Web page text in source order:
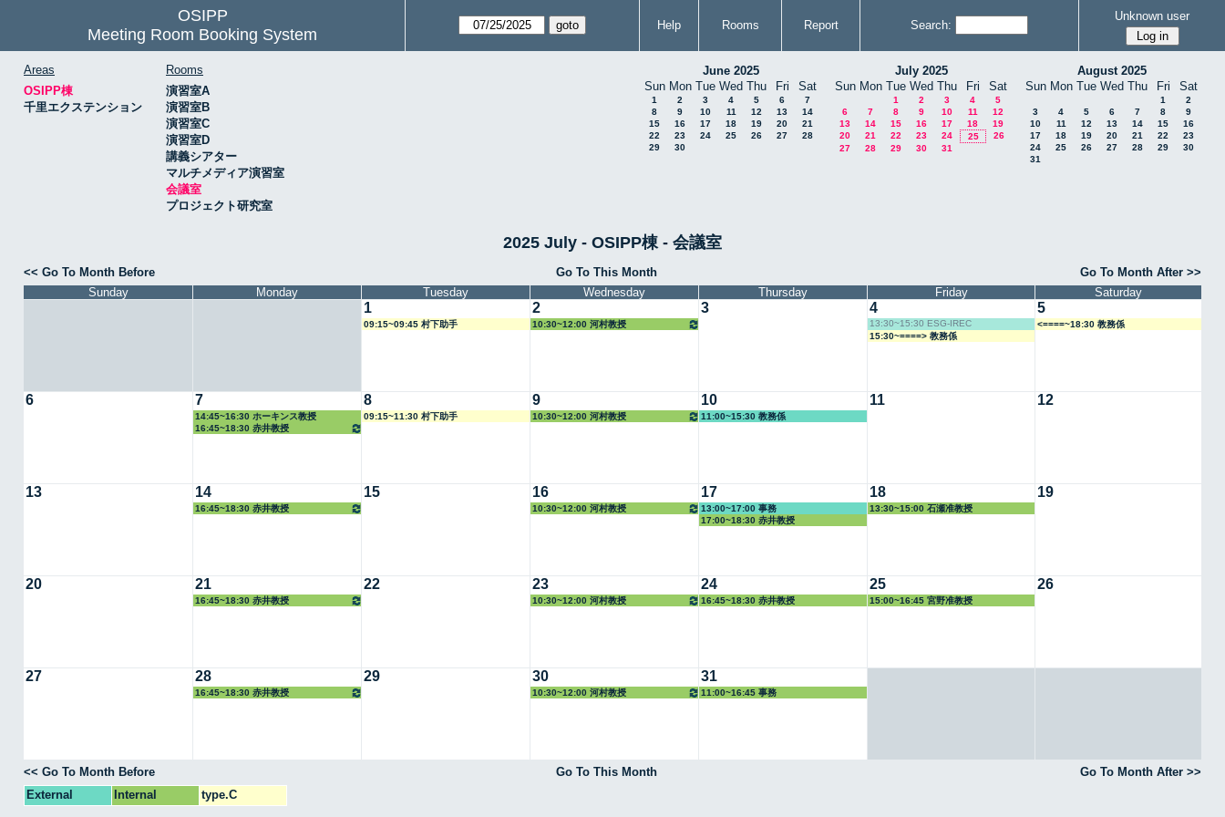
OSIPP
Meeting Room Booking System
Help Rooms Report Search:
Unknown user
Areas
OSIPP棟
千里エクステンション
Rooms
演習室A
演習室B
演習室C
演習室D
講義シアター
マルチメディア演習室
会議室
プロジェクト研究室
June 2025
Sun Mon Tue Wed Thu Fri Sat
1 2 3 4 5 6
7
8
9 10 11 12 13
14
15
16 17 18 19 20
21
22
23 24 25 26 27
28
29
30
July 2025
Sun Mon Tue Wed Thu Fri Sat
1 2 3 4
5
6
7 8 9 10 11
12
13
14 15 16 17 18
19
20
21 22 23 24 25
26
27
28 29 30 31
August 2025
Sun Mon Tue Wed Thu Fri Sat
1
2
3
4 5 6 7 8
9
10
11 12 13 14 15
16
17
18 19 20 21 22
23
24
25 26 27 28 29
30
31
2025 July - OSIPP棟 - 会議室
<< Go To Month Before Go To This Month
Go To Month After >>
Sunday
Monday Tuesday Wednesday Thursday Friday Saturday
1
09:15~09:45 村下助手
2
10:30~12:00 河村教授
3 4
13:30~15:30 ESG-IREC
15:30~====> 教務係
5
<====~18:30 教務係
6 7
14:45~16:30 ホーキンス教授
16:45~18:30 赤井教授
8
09:15~11:30 村下助手
9
10:30~12:00 河村教授
10
11:00~15:30 教務係
11 12
13 14
16:45~18:30 赤井教授
15 16
10:30~12:00 河村教授
17
13:00~17:00 事務
17:00~18:30 赤井教授
18
13:30~15:00 石瀬准教授
19
20 21
16:45~18:30 赤井教授
22 23
10:30~12:00 河村教授
24
16:45~18:30 赤井教授
25
15:00~16:45 宮野准教授
26
27 28
16:45~18:30 赤井教授
29 30
10:30~12:00 河村教授
31
11:00~16:45 事務
<< Go To Month Before Go To This Month
Go To Month After >>
External
Internal type.C